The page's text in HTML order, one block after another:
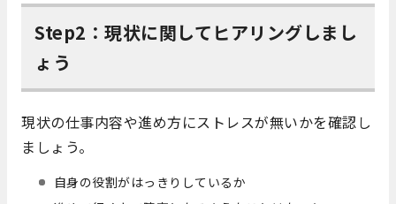
Step2：現状に関してヒアリングしまし
ょう
現状の仕事内容や進め方にストレスが無いかを確認し
ましょう。
自身の役割がはっきりしているか